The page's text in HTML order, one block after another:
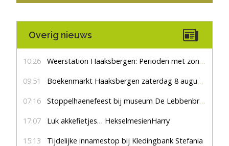
Overig nieuws
10:26 Weerstation Haaksbergen: Perioden met zon en droog
09:51 Boekenmarkt Haaksbergen zaterdag 8 augustus, marktplein Haaksbergen
07:16 Stoppelhaenefeest bij museum De Lebbenbrugge
17:07 Luk akkefietjes… HekselmesienHarry
15:13 Tijdelijke innamestop bij Kledingbank Stefania